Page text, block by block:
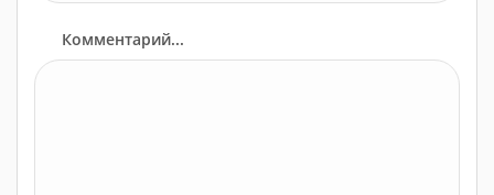
Комментарий...